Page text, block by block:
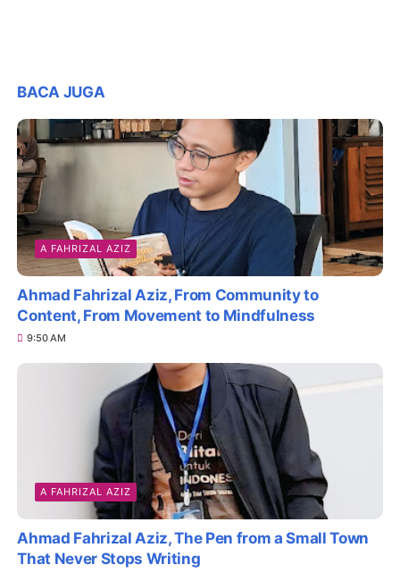
BACA JUGA
A FAHRIZAL AZIZ
Ahmad Fahrizal Aziz, From Community to
Content, From Movement to Mindfulness
9:50 AM
A FAHRIZAL AZIZ
Ahmad Fahrizal Aziz, The Pen from a Small Town
That Never Stops Writing